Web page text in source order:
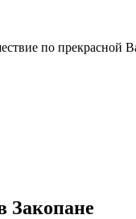
по прекрасной
Закопане